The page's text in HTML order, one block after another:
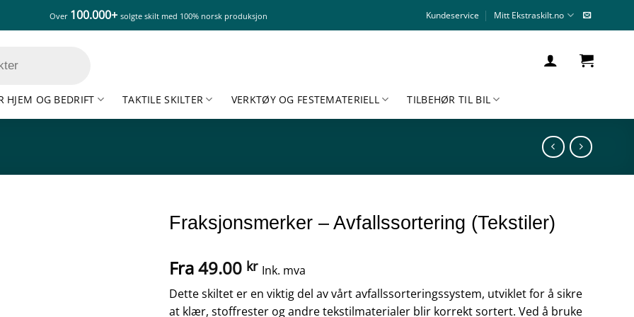
Over 100.000+ solgte skilt med 100% norsk produksjon Kundeservice Mitt Ekstraskilt.no
HJEM OG BEDRIFT TAKTILE SKILTER VERKTØY OG FESTEMATERIELL TILBEHØR TIL BIL
Fraksjonsmerker – Avfallssortering (Tekstiler)
Fra49.00 kr Ink. mva
Dette skiltet er en viktig del av vårt avfallssorteringssystem, utviklet for å sikre
at klær, stoffrester og andre tekstilmaterialer blir korrekt sortert. Ved å bruke